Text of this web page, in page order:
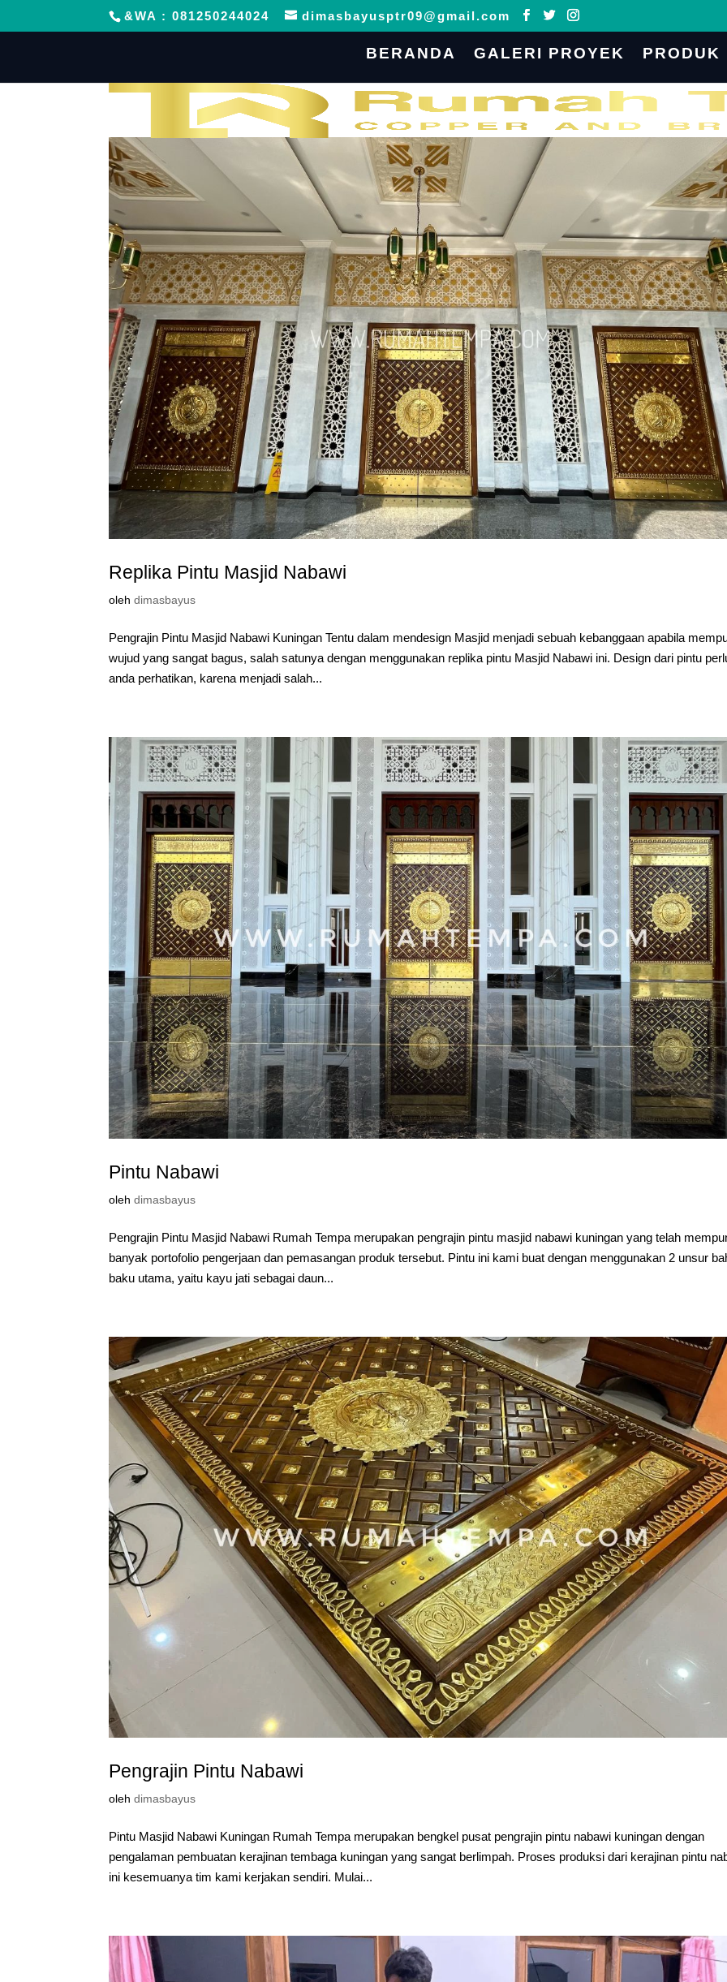
&WA : 081250244024 dimasbayusptr09@gmail.com
BERANDA GALERI PROYEK PRODUK
Replika Pintu Masjid Nabawi
olehdimasbayus
Pengrajin Pintu Masjid Nabawi Kuningan Tentu dalam mendesign Masjid menjadi sebuah kebanggaan apabila
wujud yang sangat bagus, salah satunya dengan menggunakan replika pintu Masjid Nabawi ini. Design dari pintu
anda perhatikan, karena menjadi salah...
Pintu Nabawi
olehdimasbayus
Pengrajin Pintu Masjid Nabawi Rumah Tempa merupakan pengrajin pintu masjid nabawi kuningan yang telah
banyak portofolio pengerjaan dan pemasangan produk tersebut. Pintu ini kami buat dengan menggunakan 2 unsur
baku utama, yaitu kayu jati sebagai daun...
Pengrajin Pintu Nabawi
olehdimasbayus
Pintu Masjid Nabawi Kuningan Rumah Tempa merupakan bengkel pusat pengrajin pintu nabawi kuningan dengan
pengalaman pembuatan kerajinan tembaga kuningan yang sangat berlimpah. Proses produksi dari kerajinan pintu
ini kesemuanya tim kami kerjakan sendiri. Mulai...